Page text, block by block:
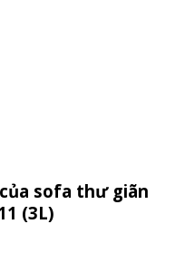
sofa thư giãn
(3L)